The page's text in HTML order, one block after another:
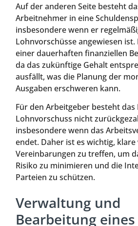
Auf der anderen Seite besteht
Arbeitnehmer in eine
insbesondere wenn er
Lohnvorschüsse angewiesen ist.
einer dauerhaften finanziellen
da das zukünftige Gehalt
ausfällt, was die Planung der
Ausgaben erschweren kann.
Für den Arbeitgeber besteht das
Lohnvorschuss nicht
insbesondere wenn das
endet. Daher ist es wichtig,
Vereinbarungen zu treffen, um
Risiko zu minimieren und die
Parteien zu schützen.
Verwaltung und
Bearbeitung eines